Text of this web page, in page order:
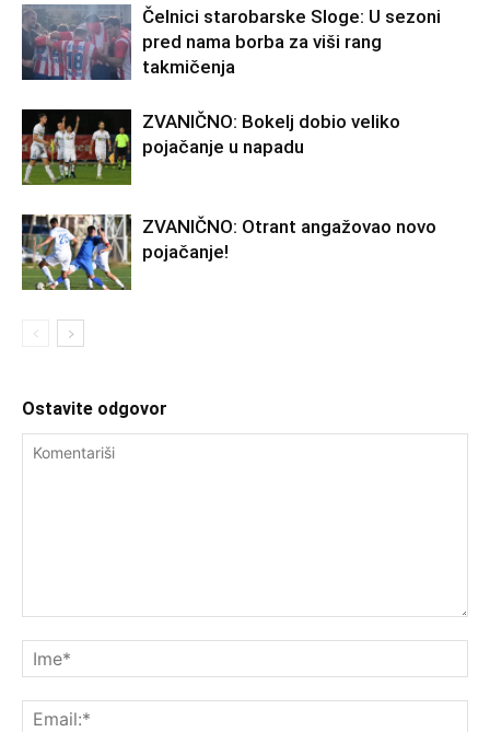
Čelnici starobarske Sloge: U sezoni
pred nama borba za viši rang
takmičenja
ZVANIČNO: Bokelj dobio veliko
pojačanje u napadu
ZVANIČNO: Otrant angažovao novo
pojačanje!
Ostavite odgovor